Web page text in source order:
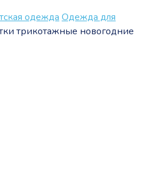
одежда Одежда для
трикотажные новогодние